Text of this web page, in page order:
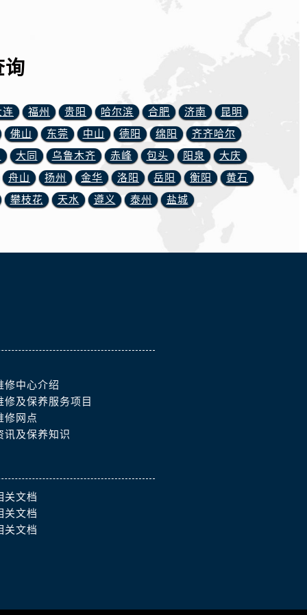
询
连 福州 贵阳 哈尔滨 合肥 济南
昆明
佛山
东莞 中山 德阳 绵阳
齐齐哈尔
大同 乌鲁木齐 赤峰 包头 阳泉
大庆
舟山
扬州 金华 洛阳 岳阳 衡阳
黄石
攀枝花
天水 遵义 泰州 盐城
修中心介绍
修及保养服务项目
修网点
讯及保养知识
关文档
关文档
关文档